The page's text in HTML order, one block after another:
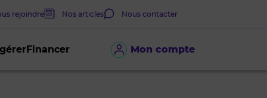
Mon compte
Financer
rejoindre Nos articles Nous contacter